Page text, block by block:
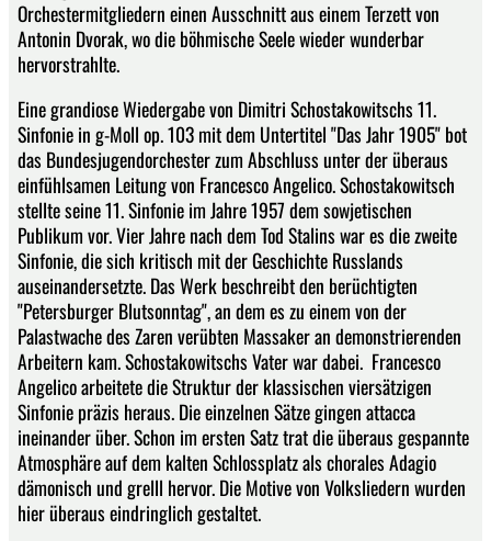
Orchestermitgliedern einen Ausschnitt aus einem Terzett von
Antonin Dvorak, wo die böhmische Seele wieder wunderbar
hervorstrahlte.
Eine grandiose Wiedergabe von Dimitri Schostakowitschs 11.
Sinfonie in g-Moll op. 103 mit dem Untertitel "Das Jahr 1905" bot
das Bundesjugendorchester zum Abschluss unter der überaus
einfühlsamen Leitung von Francesco Angelico. Schostakowitsch
stellte seine 11. Sinfonie im Jahre 1957 dem sowjetischen
Publikum vor. Vier Jahre nach dem Tod Stalins war es die zweite
Sinfonie, die sich kritisch mit der Geschichte Russlands
auseinandersetzte. Das Werk beschreibt den berüchtigten
"Petersburger Blutsonntag", an dem es zu einem von der
Palastwache des Zaren verübten Massaker an demonstrierenden
Arbeitern kam. Schostakowitschs Vater war dabei. Francesco
Angelico arbeitete die Struktur der klassischen viersätzigen
Sinfonie präzis heraus. Die einzelnen Sätze gingen attacca
ineinander über. Schon im ersten Satz trat die überaus gespannte
Atmosphäre auf dem kalten Schlossplatz als chorales Adagio
dämonisch und grelll hervor. Die Motive von Volksliedern wurden
hier überaus eindringlich gestaltet.